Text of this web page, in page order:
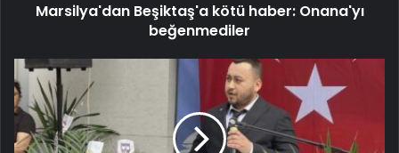
Marsilya'dan Beşiktaş'a kötü haber: Onana'yı
beğenmediler